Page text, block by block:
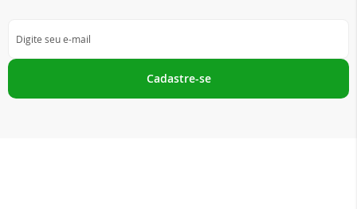
se
na
Newsletter:
Cadastre-se